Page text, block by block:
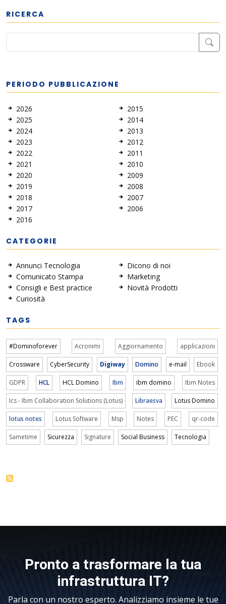
RICERCA
PERIODO PUBBLICAZIONE
2026
2025
2024
2023
2022
2021
2020
2019
2018
2017
2016
2015
2014
2013
2012
2011
2010
2009
2008
2007
2006
CATEGORIE
Annunci Tecnologia
Comunicato Stampa
Consigli e Best practice
Curiosità
Dicono di noi
Marketing
Novità Prodotti
TAGS
#Dominoforever Acronimi Aggiornamento applicazioni
Crossware CyberSecurity Digiway Domino e-mail Ebook
GDPR HCL HCL Domino Ibm ibm domino Ibm Notes
Ics - Ibm Collaboration Solutions (Lotus) Libraesva Lotus Domino
lotus notes Lotus Software Msp Notes PEC qr-code
Sametime Sicurezza Signature Social Business Tecnologia
Pronto a trasformare la tua
infrastruttura IT?
Parla con un nostro esperto. Analizziamo insieme le tue